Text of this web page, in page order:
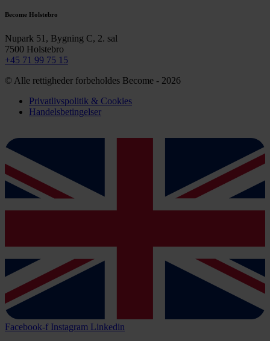
Become Holstebro
Nupark 51, Bygning C, 2. sal
7500 Holstebro
+45 71 99 75 15
© Alle rettigheder forbeholdes Become - 2026
Privatlivspolitik & Cookies
Handelsbetingelser
Facebook-f Instagram Linkedin